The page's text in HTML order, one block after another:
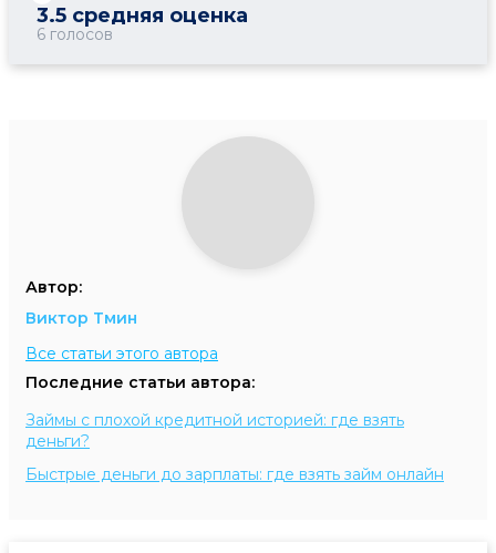
3.5 средняя оценка
6 голосов
Автор:
Виктор Тмин
Все статьи этого автора
Последние статьи автора:
Займы с плохой кредитной историей: где взять
деньги?
Быстрые деньги до зарплаты: где взять займ онлайн